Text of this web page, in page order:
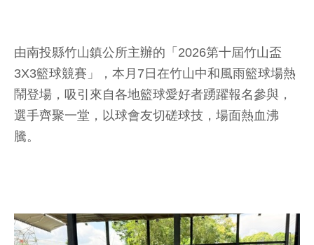
由南投縣竹山鎮公所主辦的「2026第十屆竹山盃
3X3籃球競賽」，本月7日在竹山中和風雨籃球場熱
鬧登場，吸引來自各地籃球愛好者踴躍報名參與，
選手齊聚一堂，以球會友切磋球技，場面熱血沸
騰。